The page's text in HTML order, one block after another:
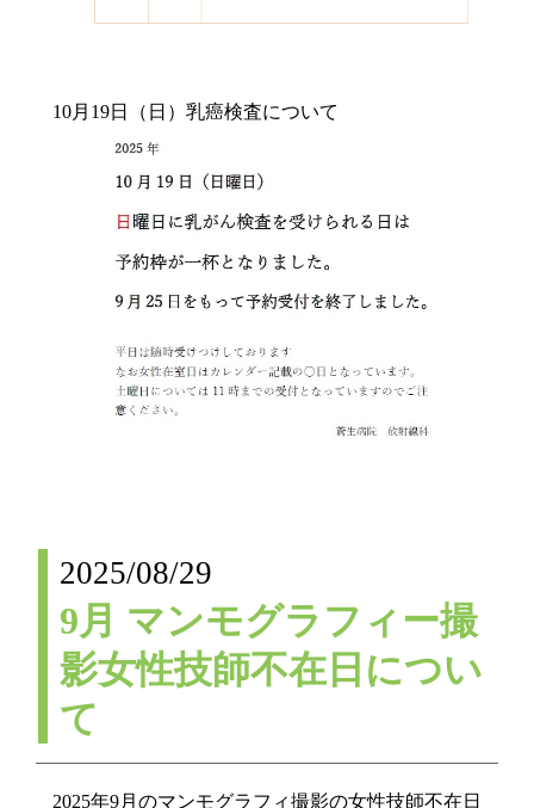
10月19日（日）乳癌検査について
2025/08/29
9月 マンモグラフィー撮
影女性技師不在日につい
て
2025年9月のマンモグラフィ撮影の女性技師不在日